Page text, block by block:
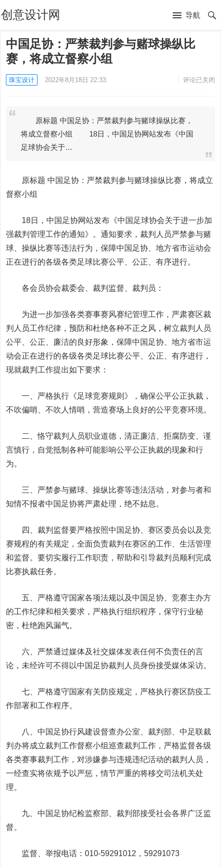
创意设计网 导航
中国足协：严禁裁判参与赌球操纵比
赛，将成立督察小组
珠宝设计 2022年8月18日 22:33 评论已关闭
原标题 中国足协：严禁裁判参与赌球操纵比赛，
将成立督察小组 18日，中国足协网站发布《中国
足球协会关于…
原标题 中国足协：严禁裁判参与赌球操纵比赛，将成立
督察小组
18日，中国足协网站发布《中国足球协会关于进一步加
强裁判管理工作的通知》。通知要求，裁判人员严禁参与赌
球、操纵比赛等违法行为，保障中国足协、地方省市运动会
正在进行的各级各类足球比赛公平、公正、有序进行。
各会员协会裁委会、裁判监督、裁判员：
为进一步加强各类赛事赛风赛纪管理工作，严肃赛区裁
判人员工作纪律，预防和杜绝各种不正之风，树立裁判人员
公平、公正、廉洁的良好形象，保障中国足协、地方省市运
动会正在进行的各级各类足球比赛公平、公正、有序进行，
现就裁判工作提出如下要求：
一、严格执行《足球竞赛规则》，确保公平公正执裁，
不吹偏哨、不吹人情哨，营造赛场上良好的公平竞赛环境。
二、恪守裁判人员职业道德，清正廉洁、拒腐防变、谨
言慎行，自觉抵制各种可能影响公平公正执裁的现象和行
为。
三、 严禁参与赌球、操纵比赛等违法活动，对参与者和
知情不报者中国足协将严肃处理，绝不姑息。
四、裁判监督要严格按照中国足协、赛区委员会以及竞
赛规程的有关规定，全面负责裁判在赛区的工作、生活管理
和监督。要切实履行工作职责，帮助和引导裁判员顺利完成
比赛执裁任务。
五、严格遵守国家各项法规以及中国足协、竞赛主办方
的工作纪律和相关要求，严格执行组织程序，保守行业秘
密，杜绝跑风漏气。
六、严禁通过媒体及社交媒体发表任何不负责任的言
论，未经许可不得以中国足协裁判人员身份接受媒体采访。
七、严格遵守国家有关防疫规定，严格执行赛区防疫工
作部署和工作程序。
八、 中国足协行风建设督查办公室、裁判部、中足联裁
判办将成立裁判工作督察小组巡查裁判工作 ，严格监督各级
各类赛事裁判工作，对涉嫌参与违规违纪活动的裁判人员，
一经查实将依规予以严惩，情节严重的将移交司法机关处
理。
九、中国足协纪检监察部、裁判部接受社会各界广泛监
督。
监督、举报电话：010-59291012，59291073